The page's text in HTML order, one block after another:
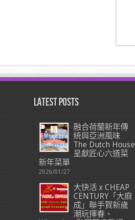
Latest Posts
融合荷蘭新年傳
統與亞洲風味
The Dutch House
呈獻匠心六道菜
新年菜單
2026/01/27
大快活 x CHEAP
CENTURY「大麻
成」聯手賀新歲
潮玩揮春、